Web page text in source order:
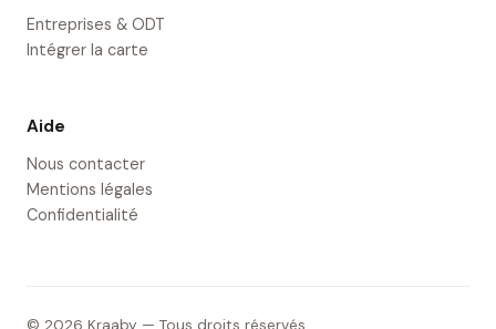
Entreprises & ODT
Intégrer la carte
Aide
Nous contacter
Mentions légales
Confidentialité